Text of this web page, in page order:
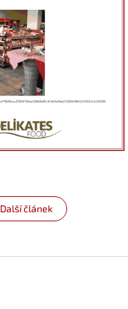
Další článek